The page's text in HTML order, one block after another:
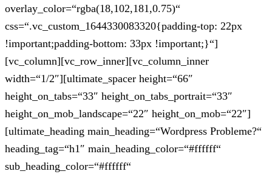
overlay_color=“rgba(18,102,181,0.75)“
css=“.vc_custom_1644330083320{padding-top: 22px
!important;padding-bottom: 33px !important;}“]
[vc_column][vc_row_inner][vc_column_inner
width=“1/2″][ultimate_spacer height=“66″
height_on_tabs=“33″ height_on_tabs_portrait=“33″
height_on_mob_landscape=“22″ height_on_mob=“22″]
[ultimate_heading main_heading=“Wordpress Probleme?“
heading_tag=“h1″ main_heading_color=“#ffffff“
sub_heading_color=“#ffffff“